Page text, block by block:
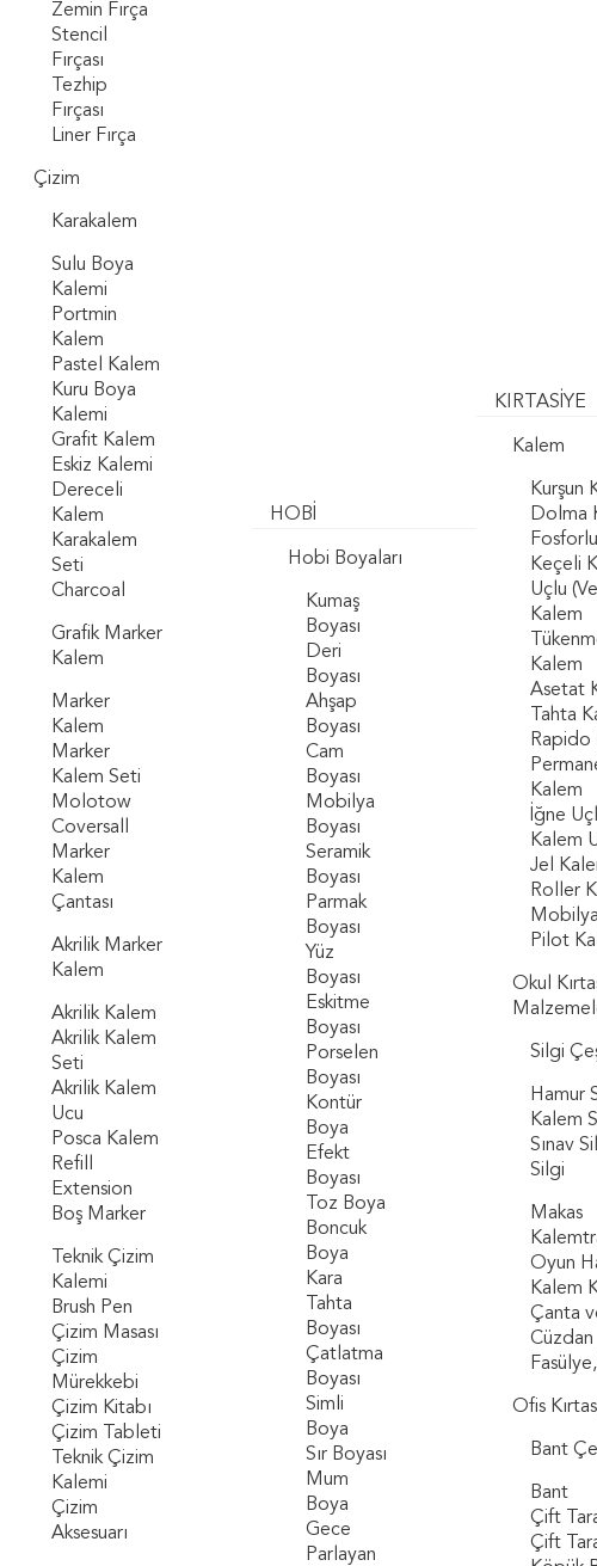
Zemin Fırça
Stencil
Fırçası
Tezhip
Fırçası
Liner Fırça
Çizim
Karakalem
Sulu Boya
Kalemi
Portmin
Kalem
Pastel Kalem
Kuru Boya
Kalemi
Grafit Kalem
Eskiz Kalemi
Dereceli
Kalem
Karakalem
Seti
Charcoal
Grafik Marker
Kalem
Marker
Kalem
Marker
Kalem Seti
Molotow
Coversall
Marker
Kalem
Çantası
Akrilik Marker
Kalem
Akrilik Kalem
Akrilik Kalem
Seti
Akrilik Kalem
Ucu
Posca Kalem
Refill
Extension
Boş Marker
Teknik Çizim
Kalemi
Brush Pen
Çizim Masası
Çizim
Mürekkebi
Çizim Kitabı
Çizim Tableti
Teknik Çizim
Kalemi
Çizim
Aksesuarı
HOBİ
Hobi Boyaları
Kumaş
Boyası
Deri
Boyası
Ahşap
Boyası
Cam
Boyası
Mobilya
Boyası
Seramik
Boyası
Parmak
Boyası
Yüz
Boyası
Eskitme
Boyası
Porselen
Boyası
Kontür
Boya
Efekt
Boyası
Toz Boya
Boncuk
Boya
Kara
Tahta
Boyası
Çatlatma
Boyası
Simli
Boya
Sır Boyası
Mum
Boya
Gece
Parlayan
KIRTASİYE
Kalem
Kurşun
Dolma
Keçeli
Uçlu
Kalem
Kalem
Asetat
Tahta
Rapido
Kalem
İğne
Kalem
Jel
Roller
Pilot
Okul
Silgi
Hamur
Kalem
Sınav
Silgi
Makas
Oyun
Kalem
Çanta
Cüzdan
Ofis
Bant
Bant
Çift
Çift